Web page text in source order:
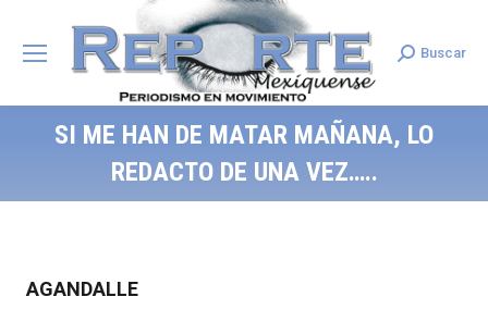
Search:
Buscar
SI ME HAN DE MATAR MAÑANA, LO
REDACTO DE UNA VEZ…..
AGANDALLE